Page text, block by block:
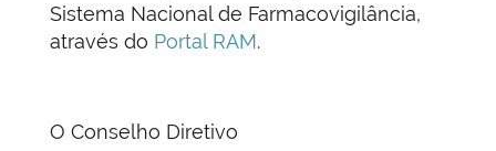
Sistema Nacional de Farmacovigilância,
através do Portal RAM.
O Conselho Diretivo